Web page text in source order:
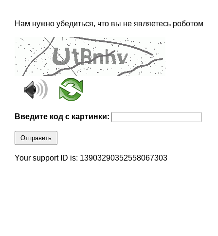
Нам нужно убедиться, что вы не являетесь роботом
Введите код с картинки:
Отправить
Your support ID is: 13903290352558067303